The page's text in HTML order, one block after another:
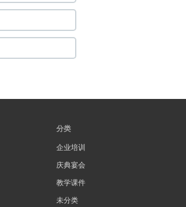
分类
企业培训
庆典宴会
教学课件
未分类